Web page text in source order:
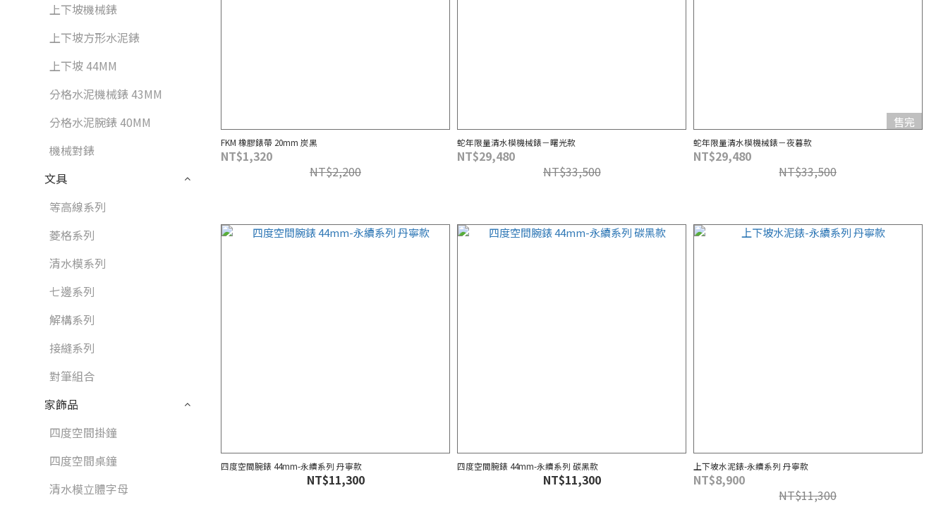
上下坡機械錶
上下坡方形水泥錶
上下坡 44MM
分格水泥機械錶 43MM
分格水泥腕錶 40MM
機械對錶
文具
等高線系列
菱格系列
清水模系列
七邊系列
解構系列
接縫系列
對筆組合
家飾品
四度空間掛鐘
四度空間桌鐘
清水模立體字母
FKM 橡膠錶帶 20mm 炭黑
NT$1,320
NT$2,200
蛇年限量清水模機械錶－曙光款
NT$29,480
NT$33,500
售完
蛇年限量清水模機械錶－夜暮款
NT$29,480
NT$33,500
四度空間腕錶 44mm-永續系列 丹寧款
NT$11,300
四度空間腕錶 44mm-永續系列 碳黑款
NT$11,300
上下坡水泥錶-永續系列 丹寧款
NT$8,900
NT$11,300